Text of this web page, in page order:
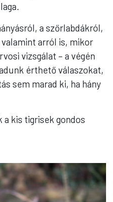
a szőrlabdákról,
arról is, mikor
vizsgálat – a végén
érthető válaszokat,
sem marad ki, ha hány
a kis tigrisek gondos